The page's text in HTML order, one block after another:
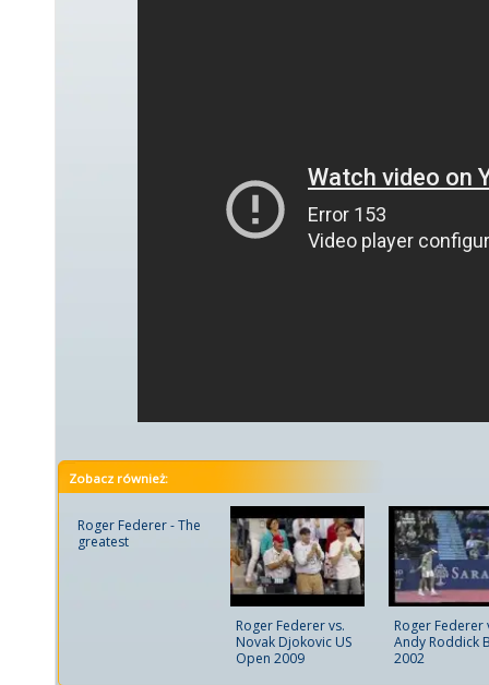
Zobacz również:
Roger Federer - The
greatest
Roger Federer vs.
Novak Djokovic US
Open 2009
Roger Federer
Andy Roddick
2002